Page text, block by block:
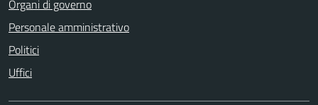
Organi di governo
Personale amministrativo
Politici
Uffici